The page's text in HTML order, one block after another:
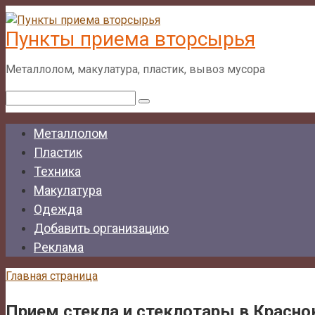
Перейти
к
контенту
Пункты приема вторсырья
Металлолом, макулатура, пластик, вывоз мусора
Металлолом
Пластик
Техника
Макулатура
Одежда
Добавить организацию
Реклама
Главная страница